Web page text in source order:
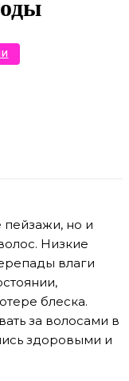
но и
Низкие
влаги
блеска.
за волосами в
здоровыми и